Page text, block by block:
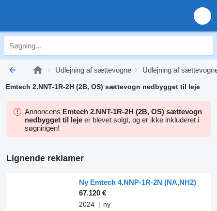
Udlejning af sættevogne Udlejning af
Emtech 2.NNT-1R-2H (2B, OS) sættevogn nedbygget til leje
Annoncens Emtech 2.NNT-1R-2H (2B, OS) sættevogn
nedbygget til leje er blevet solgt, og er ikke inkluderet i
søgningen!
Lignende reklamer
Ny Emtech 4.NNP-1R-2N (NA,NH2)
67.120 €
2024
ny